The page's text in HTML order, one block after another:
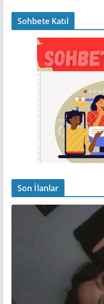
Sohbete Katıl
Son İlanlar